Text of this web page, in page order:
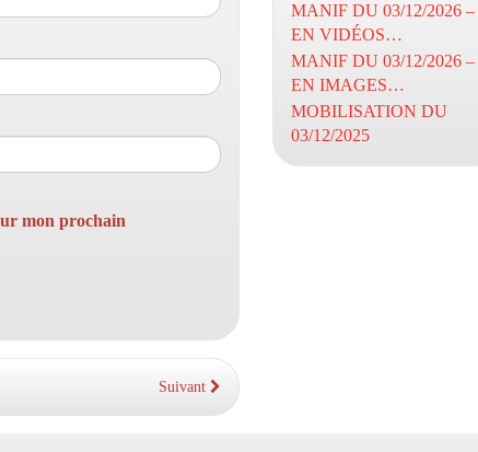
mon prochain
Suivant
MANIF DU 03/12/2026 –
EN VIDÉOS…
MANIF DU 03/12/2026 –
EN IMAGES…
MOBILISATION DU
03/12/2025